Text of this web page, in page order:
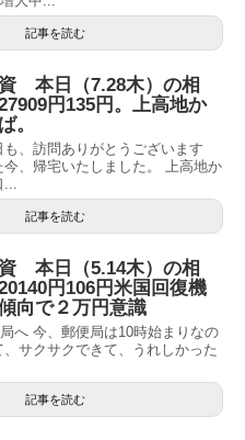
記事を読む
本日（7.28木）の相
円135円。上高地か
。
、訪問ありがとうございます
今、帰宅いたしました。 上高地か
...
記事を読む
本日（5.14木）の相
円106円米国回復機
向で２万円意識
へ 今、郵便局は10時始まりなの
サクサクできて、うれしかった
記事を読む